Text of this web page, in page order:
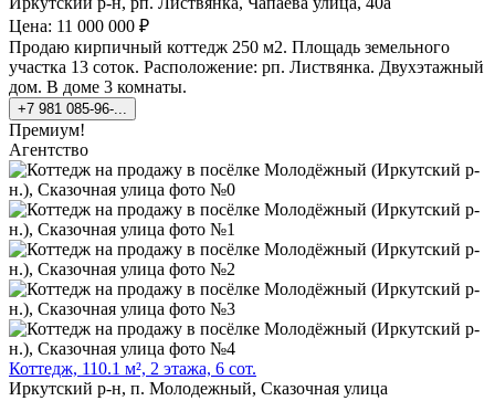
Цена: 11 000 000 ₽
Продаю кирпичный коттедж 250 м2. Площадь земельного
участка 13 соток. Расположение: рп. Листвянка. Двухэтажный
дом. В доме 3 комнаты.
+7 981 085-96-...
Премиум!
Агентство
Коттедж, 110.1 м², 2 этажа, 6 сот.
Иркутский р-н, п. Молодежный, Сказочная улица